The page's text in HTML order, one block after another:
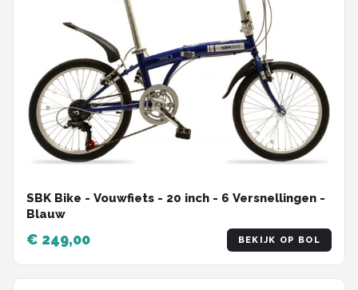
SBK Bike - Vouwfiets - 20 inch - 6 Versnellingen -
Blauw
€ 249,00 BEKIJK OP BOL